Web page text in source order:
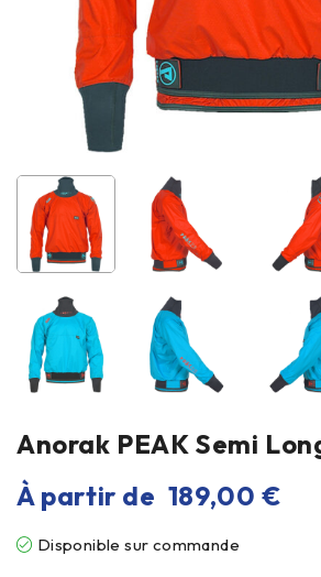
Anorak PEAK Semi
À partir de 189,00€
Disponible sur commande